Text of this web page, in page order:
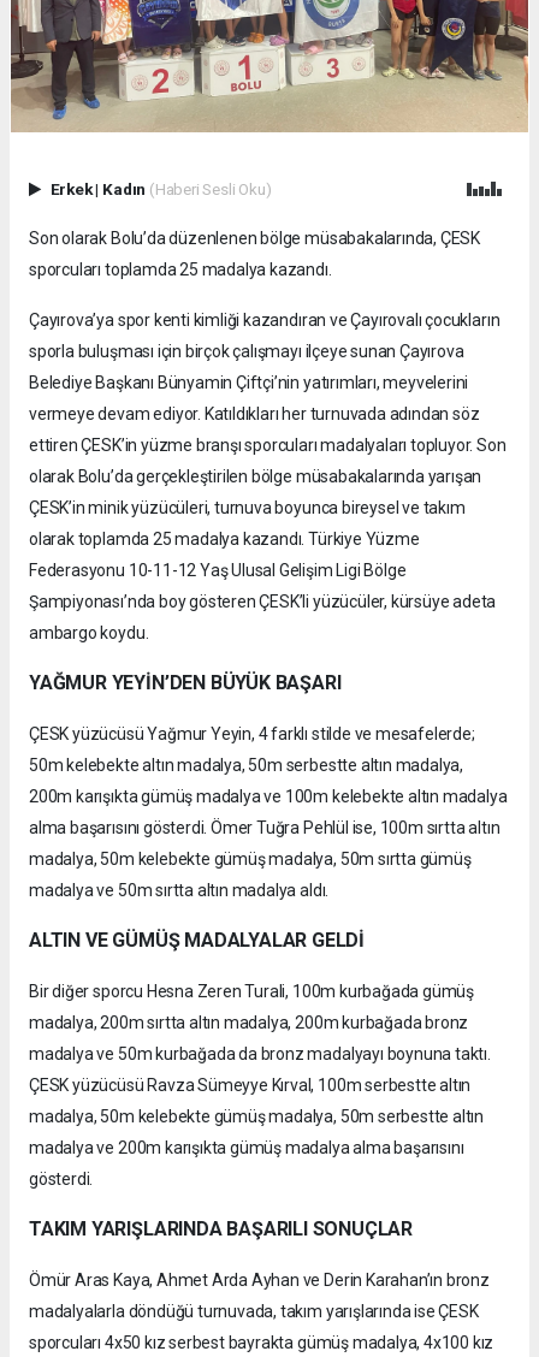
Erkek| Kadın (Haberi Sesli Oku)
Son olarak Bolu’da düzenlenen bölge müsabakalarında, ÇESK
sporcuları toplamda 25 madalya kazandı.
Çayırova’ya spor kenti kimliği kazandıran ve Çayırovalı çocukların
sporla buluşması için birçok çalışmayı ilçeye sunan Çayırova
Belediye Başkanı Bünyamin Çiftçi’nin yatırımları, meyvelerini
vermeye devam ediyor. Katıldıkları her turnuvada adından söz
ettiren ÇESK’in yüzme branşı sporcuları madalyaları topluyor. Son
olarak Bolu’da gerçekleştirilen bölge müsabakalarında yarışan
ÇESK’in minik yüzücüleri, turnuva boyunca bireysel ve takım
olarak toplamda 25 madalya kazandı. Türkiye Yüzme
Federasyonu 10-11-12 Yaş Ulusal Gelişim Ligi Bölge
Şampiyonası’nda boy gösteren ÇESK’li yüzücüler, kürsüye adeta
ambargo koydu.
YAĞMUR YEYİN’DEN BÜYÜK BAŞARI
ÇESK yüzücüsü Yağmur Yeyin, 4 farklı stilde ve mesafelerde;
50m kelebekte altın madalya, 50m serbestte altın madalya,
200m karışıkta gümüş madalya ve 100m kelebekte altın madalya
alma başarısını gösterdi. Ömer Tuğra Pehlül ise, 100m sırtta altın
madalya, 50m kelebekte gümüş madalya, 50m sırtta gümüş
madalya ve 50m sırtta altın madalya aldı.
ALTIN VE GÜMÜŞ MADALYALAR GELDİ
Bir diğer sporcu Hesna Zeren Turali, 100m kurbağada gümüş
madalya, 200m sırtta altın madalya, 200m kurbağada bronz
madalya ve 50m kurbağada da bronz madalyayı boynuna taktı.
ÇESK yüzücüsü Ravza Sümeyye Kırval, 100m serbestte altın
madalya, 50m kelebekte gümüş madalya, 50m serbestte altın
madalya ve 200m karışıkta gümüş madalya alma başarısını
gösterdi.
TAKIM YARIŞLARINDA BAŞARILI SONUÇLAR
Ömür Aras Kaya, Ahmet Arda Ayhan ve Derin Karahan’ın bronz
madalyalarla döndüğü turnuvada, takım yarışlarında ise ÇESK
sporcuları 4x50 kız serbest bayrakta gümüş madalya, 4x100 kız